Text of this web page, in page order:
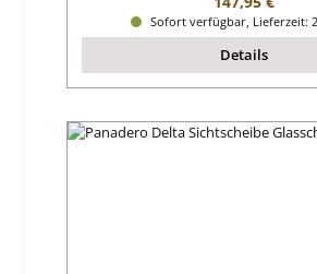
Sofort verfügbar, Lieferzeit:
Details